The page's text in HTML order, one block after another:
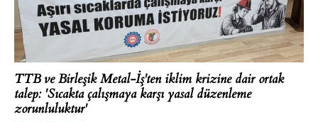
TTB ve Birleşik Metal-İş'ten iklim krizine dair ortak
talep: 'Sıcakta çalışmaya karşı yasal düzenleme
zorunluluktur'